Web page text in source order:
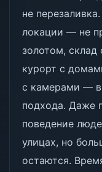
не
локации — не
золотом, склад
курорт с
с камерами —
подхода. Даже
поведение
улицах, но
остаются.